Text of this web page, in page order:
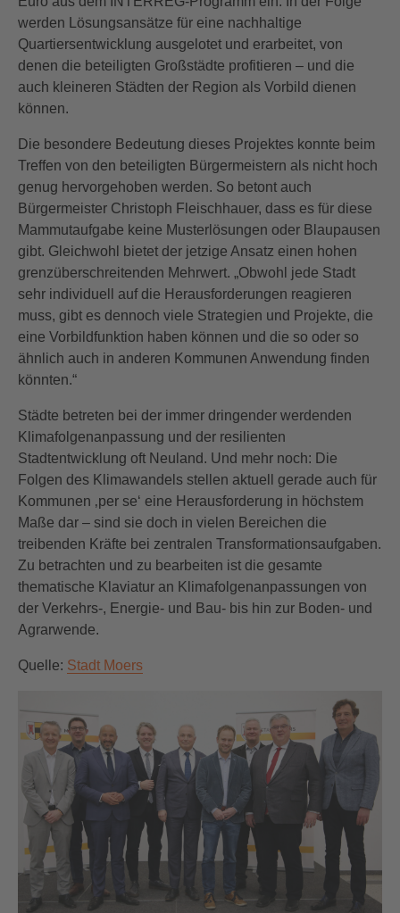
werden Lösungsansätze für eine nachhaltige
Quartiersentwicklung ausgelotet und erarbeitet, von
denen die beteiligten Großstädte profitieren – und die
auch kleineren Städten der Region als Vorbild dienen
können.
Die besondere Bedeutung dieses Projektes konnte beim
Treffen von den beteiligten Bürgermeistern als nicht hoch
genug hervorgehoben werden. So betont auch
Bürgermeister Christoph Fleischhauer, dass es für diese
Mammutaufgabe keine Musterlösungen oder Blaupausen
gibt. Gleichwohl bietet der jetzige Ansatz einen hohen
grenzüberschreitenden Mehrwert. „Obwohl jede Stadt
sehr individuell auf die Herausforderungen reagieren
muss, gibt es dennoch viele Strategien und Projekte, die
eine Vorbildfunktion haben können und die so oder so
ähnlich auch in anderen Kommunen Anwendung finden
könnten.“
Städte betreten bei der immer dringender werdenden
Klimafolgenanpassung und der resilienten
Stadtentwicklung oft Neuland. Und mehr noch: Die
Folgen des Klimawandels stellen aktuell gerade auch für
Kommunen ‚per se‘ eine Herausforderung in höchstem
Maße dar – sind sie doch in vielen Bereichen die
treibenden Kräfte bei zentralen Transformationsaufgaben.
Zu betrachten und zu bearbeiten ist die gesamte
thematische Klaviatur an Klimafolgenanpassungen von
der Verkehrs-, Energie- und Bau- bis hin zur Boden- und
Agrarwende.
Quelle: Stadt Moers